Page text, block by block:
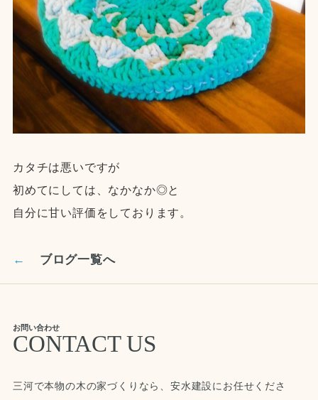
カタチは悪いですが
初めてにしては、なかなか◎と
自分に甘い評価をしております。
← ブログ一覧へ
お問い合わせ
CONTACT US
三河で本物の木の家づくりなら、安水建設にお任せくださ